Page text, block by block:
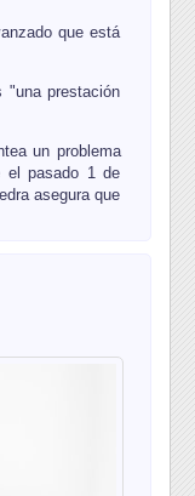
que está
prestación
un problema
el pasado 1 de
asegura que